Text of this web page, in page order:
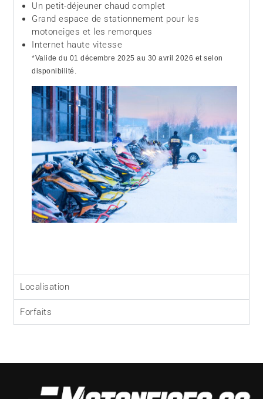
Un petit-déjeuner chaud complet
Grand espace de stationnement pour les
motoneiges et les remorques
Internet haute vitesse
*Valide du 01 décembre 2025 au 30 avril 2026 et selon
disponibilité.
Localisation
Forfaits